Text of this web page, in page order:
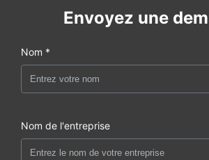
Envoyez une
Nom *
Nom de l'entreprise